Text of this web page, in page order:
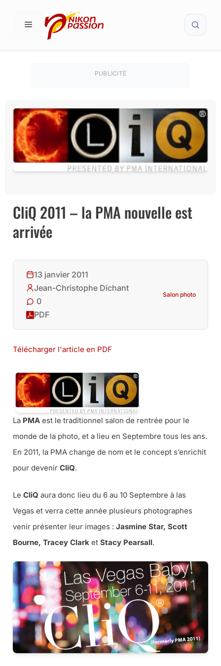
MENU
PUBLICITÉ
CliQ 2011 – la PMA nouvelle est
arrivée
13 janvier 2011
Jean-Christophe Dichant
0
PDF
Salon photo
Télécharger l'article en PDF
La PMA est le traditionnel salon de rentrée pour le
monde de la photo, et a lieu en Septembre tous les ans.
En 2011, la PMA change de nom et le concept s’enrichit
pour devenir CliQ.
Le CliQ aura donc lieu du 6 au 10 Septembre à las
Vegas et verra cette année plusieurs photographes
venir présenter leur images : Jasmine Star, Scott
Bourne, Tracey Clark et Stacy Pearsall.